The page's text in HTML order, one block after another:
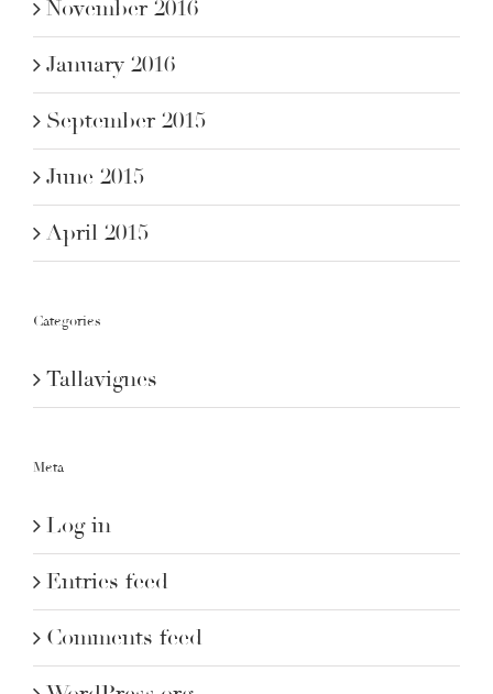
November 2016
January 2016
September 2015
June 2015
April 2015
Categories
Tallavignes
Meta
Log in
Entries feed
Comments feed